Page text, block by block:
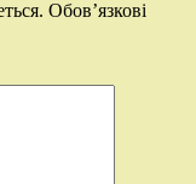
Обов’язкові